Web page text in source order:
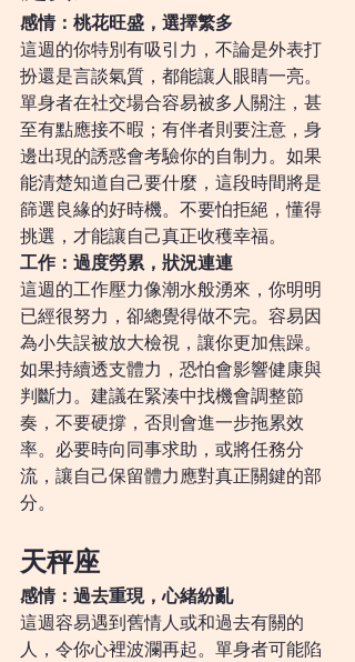
感情：桃花旺盛，選擇繁多
這週的你特別有吸引力，不論是外表打
扮還是言談氣質，都能讓人眼睛一亮。
單身者在社交場合容易被多人關注，甚
至有點應接不暇；有伴者則要注意，身
邊出現的誘惑會考驗你的自制力。如果
能清楚知道自己要什麼，這段時間將是
篩選良緣的好時機。不要怕拒絕，懂得
挑選，才能讓自己真正收穫幸福。
工作：過度勞累，狀況連連
這週的工作壓力像潮水般湧來，你明明
已經很努力，卻總覺得做不完。容易因
為小失誤被放大檢視，讓你更加焦躁。
如果持續透支體力，恐怕會影響健康與
判斷力。建議在緊湊中找機會調整節
奏，不要硬撐，否則會進一步拖累效
率。必要時向同事求助，或將任務分
流，讓自己保留體力應對真正關鍵的部
分。
天秤座
感情：過去重現，心緒紛亂
這週容易遇到舊情人或和過去有關的
人，令你心裡波瀾再起。單身者可能陷